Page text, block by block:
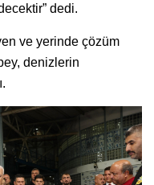
dedi.
ve yerinde çözüm
denizlerin